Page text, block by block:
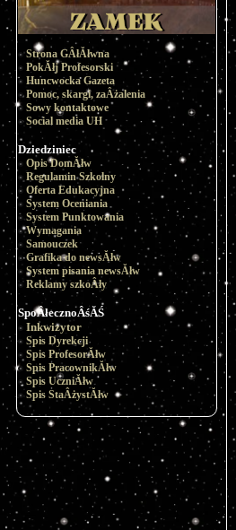
Strona GÂłĂłwna
PokĂłj Profesorski
Huncwocka Gazeta
Pomoc, skargi, zaÂżalenia
Sowy kontaktowe
Social media UH
Dziedziniec
Opis DomĂłw
Regulamin Szkolny
Oferta Edukacyjna
System Oceniania
System Punktowania
Wymagania
Samouczek
Grafika do newsĂłw
System pisania newsĂłw
Reklamy szkoÂły
SpoÂłecznoÂśĂŚ
Inkwizytor
Spis Dyrekcji
Spis ProfesorĂłw
Spis PracownikĂłw
Spis UczniĂłw
Spis StaÂżystĂłw